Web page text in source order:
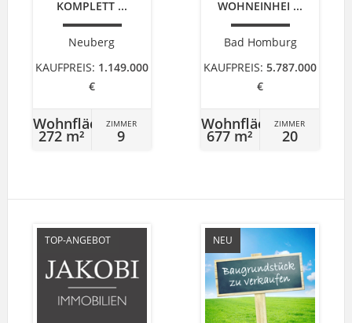
OMPLETT ...
Neuberg
KAUFPREIS: 1.149.000
€
Wohnfläche
272 m²
ZIMMER
9
WOHNEINHEI ...
Bad Homburg
KAUFPREIS: 5.787.000
€
Wohnfläche
677 m²
ZIMMER
20
TOP-ANGEBOT NEU